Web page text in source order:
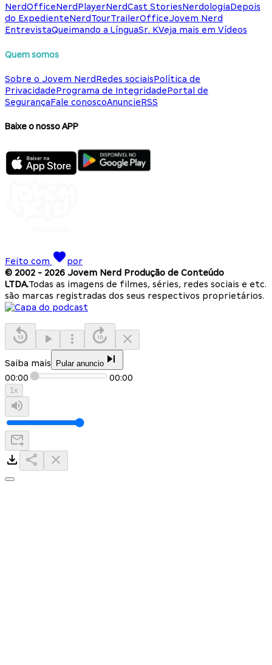
NerdOfficeNerdPlayerNerdCast StoriesNerdologiaDepois
do ExpedienteNerdTourTrailerOfficeJovem Nerd
EntrevistaQueimando a LínguaSr. KVeja mais em Vídeos
Quem somos
Sobre o Jovem NerdRedes sociaisPolítica de
PrivacidadePrograma de IntegridadePortal de
SegurançaFale conoscoAnuncieRSS
Baixe o nosso APP
Feito com
por
© 2002 - 2026 Jovem Nerd Produção de Conteúdo
LTDA.Todas as imagens de filmes, séries, redes sociais e etc.
são marcas registradas dos seus respectivos proprietários.
Saiba mais Pular anuncio
00:00 00:00
1x